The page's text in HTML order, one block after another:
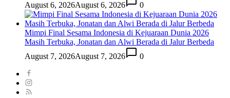
August 6, 2026August 6, 2026 0
Mimpi Final Sesama Indonesia di Kejuaraan Dunia 2026
Masih Terbuka, Jonatan dan Alwi Berada di Jalur Berbeda
August 7, 2026August 7, 2026 0